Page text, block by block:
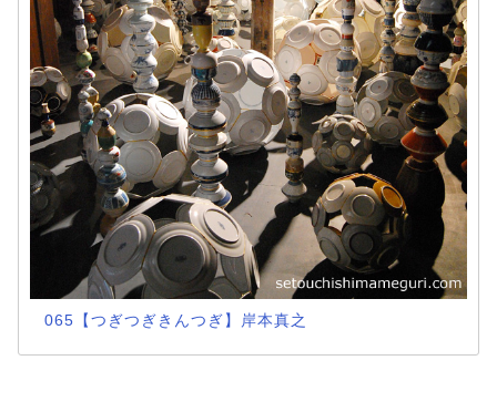
065【つぎつぎきんつぎ】岸本真之